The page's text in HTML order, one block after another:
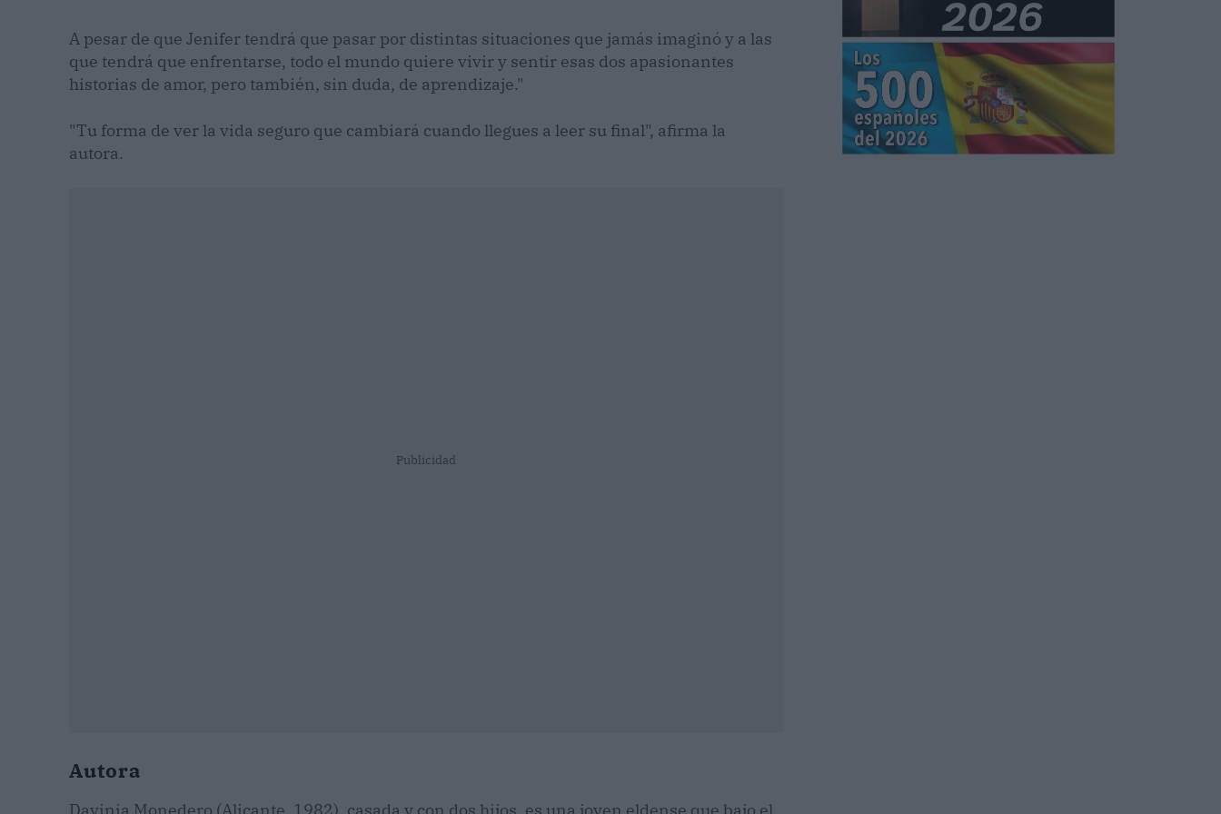
A pesar de que Jenifer tendrá que pasar por distintas situaciones que jamás imaginó y a las
que tendrá que enfrentarse, todo el mundo quiere vivir y sentir esas dos apasionantes
historias de amor, pero también, sin duda, de aprendizaje."
"Tu forma de ver la vida seguro que cambiará cuando llegues a leer su final", afirma la
autora.
Publicidad
Autora